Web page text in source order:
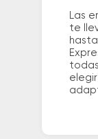
Las
te